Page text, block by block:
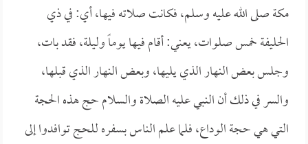
مكة صلى الله عليه وسلم، فكانت صلاته فيها، أي: في ذي
الحليفة خمس صلوات، يعني: أقام فيها يوماً وليلة، فقد بات،
وجلس بعض النهار الذي يليها، وبعض النهار الذي قبلها،
والسر في ذلك أن النبي عليه الصلاة والسلام حج هذه الحجة
التي هي حجة الوداع، فلما علم الناس بسفره للحج توافدوا إلى